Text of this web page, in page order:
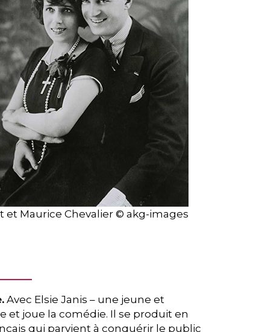
et Maurice Chevalier © akg-images
Avec Elsie Janis – une jeune et
et joue la comédie. Il se produit en
qui parvient à conquérir le public